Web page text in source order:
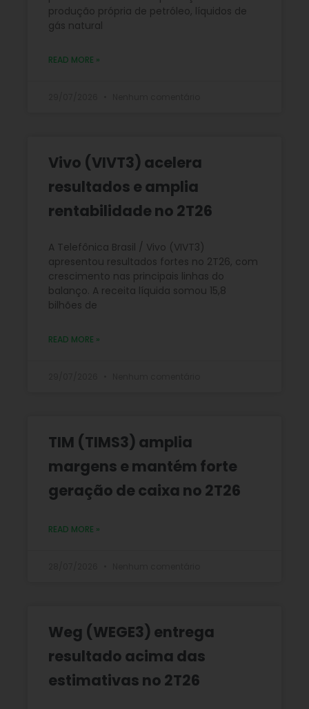
produção própria de petróleo, líquidos de
gás natural
READ MORE »
Vivo (VIVT3) acelera
resultados e amplia
rentabilidade no 2T26
A Telefônica Brasil / Vivo (VIVT3)
apresentou resultados fortes no 2T26, com
crescimento nas principais linhas do
balanço. A receita líquida somou 15,8
bilhões de
READ MORE »
TIM (TIMS3) amplia
margens e mantém forte
geração de caixa no 2T26
READ MORE »
Weg (WEGE3) entrega
resultado acima das
estimativas no 2T26